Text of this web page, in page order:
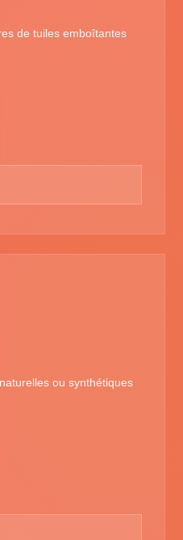
de tuiles emboîtantes
ou synthétiques